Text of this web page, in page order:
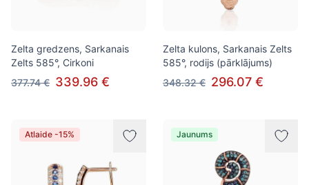
Zelta gredzens, Sarkanais
Zelts 585°, Cirkoni
377.74 € 339.96 €
Zelta kulons, Sarkanais Zelts
585°, rodijs (pārklājums)
348.32 € 296.07 €
Atlaide -15% Jaunums